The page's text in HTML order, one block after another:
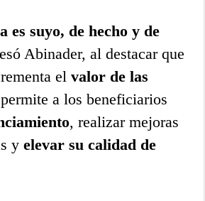
es suyo, de hecho y de
Abinader, al destacar que
elvalor de las
a los beneficiarios
, realizar mejoras
yelevar su calidad de